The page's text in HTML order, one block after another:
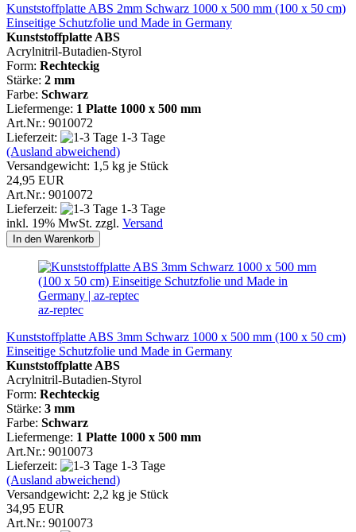
Kunststoffplatte ABS 2mm Schwarz 1000 x 500 mm (100 x 50 cm)
Einseitige Schutzfolie und Made in Germany
Kunststoffplatte ABS
Acrylnitril-Butadien-Styrol
Form: Rechteckig
Stärke: 2 mm
Farbe: Schwarz
Liefermenge: 1 Platte 1000 x 500 mm
Art.Nr.: 9010072
Lieferzeit:
1-3 Tage
(Ausland abweichend)
Versandgewicht: 1,5 kg je Stück
24,95 EUR
Art.Nr.: 9010072
Lieferzeit:
1-3 Tage
inkl. 19% MwSt. zzgl. Versand
In den Warenkorb
az-reptec
Kunststoffplatte ABS 3mm Schwarz 1000 x 500 mm (100 x 50 cm)
Einseitige Schutzfolie und Made in Germany
Kunststoffplatte ABS
Acrylnitril-Butadien-Styrol
Form: Rechteckig
Stärke: 3 mm
Farbe: Schwarz
Liefermenge: 1 Platte 1000 x 500 mm
Art.Nr.: 9010073
Lieferzeit:
1-3 Tage
(Ausland abweichend)
Versandgewicht: 2,2 kg je Stück
34,95 EUR
Art.Nr.: 9010073